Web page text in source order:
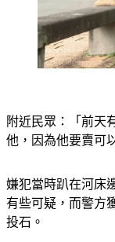
附近民眾：「前天
嫌犯當時趴在河床
有些可疑，而警方